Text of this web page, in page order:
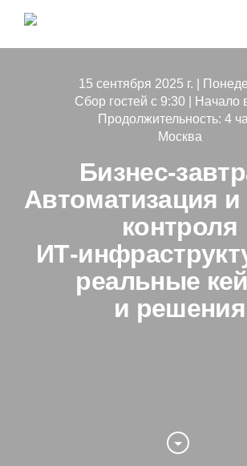
15 сентября 2025 г. |
Сбор гостей с 9:30 | Начало
Продолжительность: 4
Москва
Бизнес-
Автоматизация
контроля
ИТ-
реальные
и решения